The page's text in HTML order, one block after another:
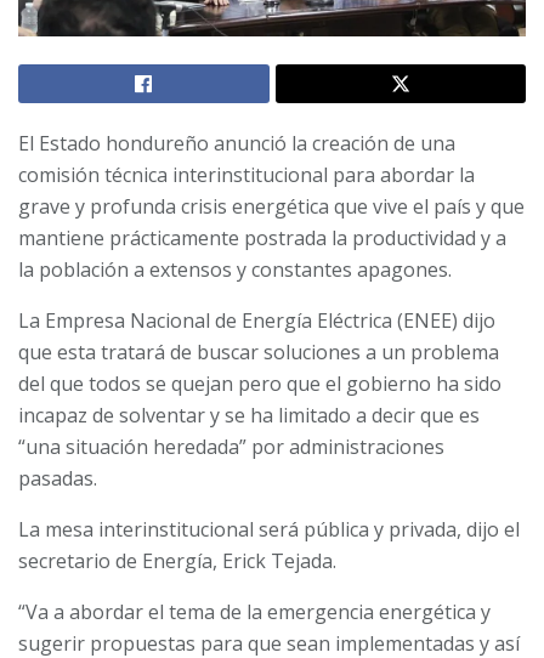
El Estado hondureño anunció la creación de una
comisión técnica interinstitucional para abordar la
grave y profunda crisis energética que vive el país y que
mantiene prácticamente postrada la productividad y a
la población a extensos y constantes apagones.
La Empresa Nacional de Energía Eléctrica (ENEE) dijo
que esta tratará de buscar soluciones a un problema
del que todos se quejan pero que el gobierno ha sido
incapaz de solventar y se ha limitado a decir que es
“una situación heredada” por administraciones
pasadas.
La mesa interinstitucional será pública y privada, dijo el
secretario de Energía, Erick Tejada.
“Va a abordar el tema de la emergencia energética y
sugerir propuestas para que sean implementadas y así